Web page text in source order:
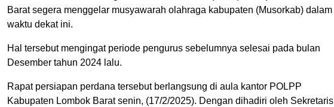
Barat segera menggelar musyawarah olahraga kabupaten (Musorkab) dalam
waktu dekat ini.
Hal tersebut mengingat periode pengurus sebelumnya selesai pada bulan
Desember tahun 2024 lalu.
Rapat persiapan perdana tersebut berlangsung di aula kantor POLPP
Kabupaten Lombok Barat senin, (17/2/2025). Dengan dihadiri oleh Sekretaris